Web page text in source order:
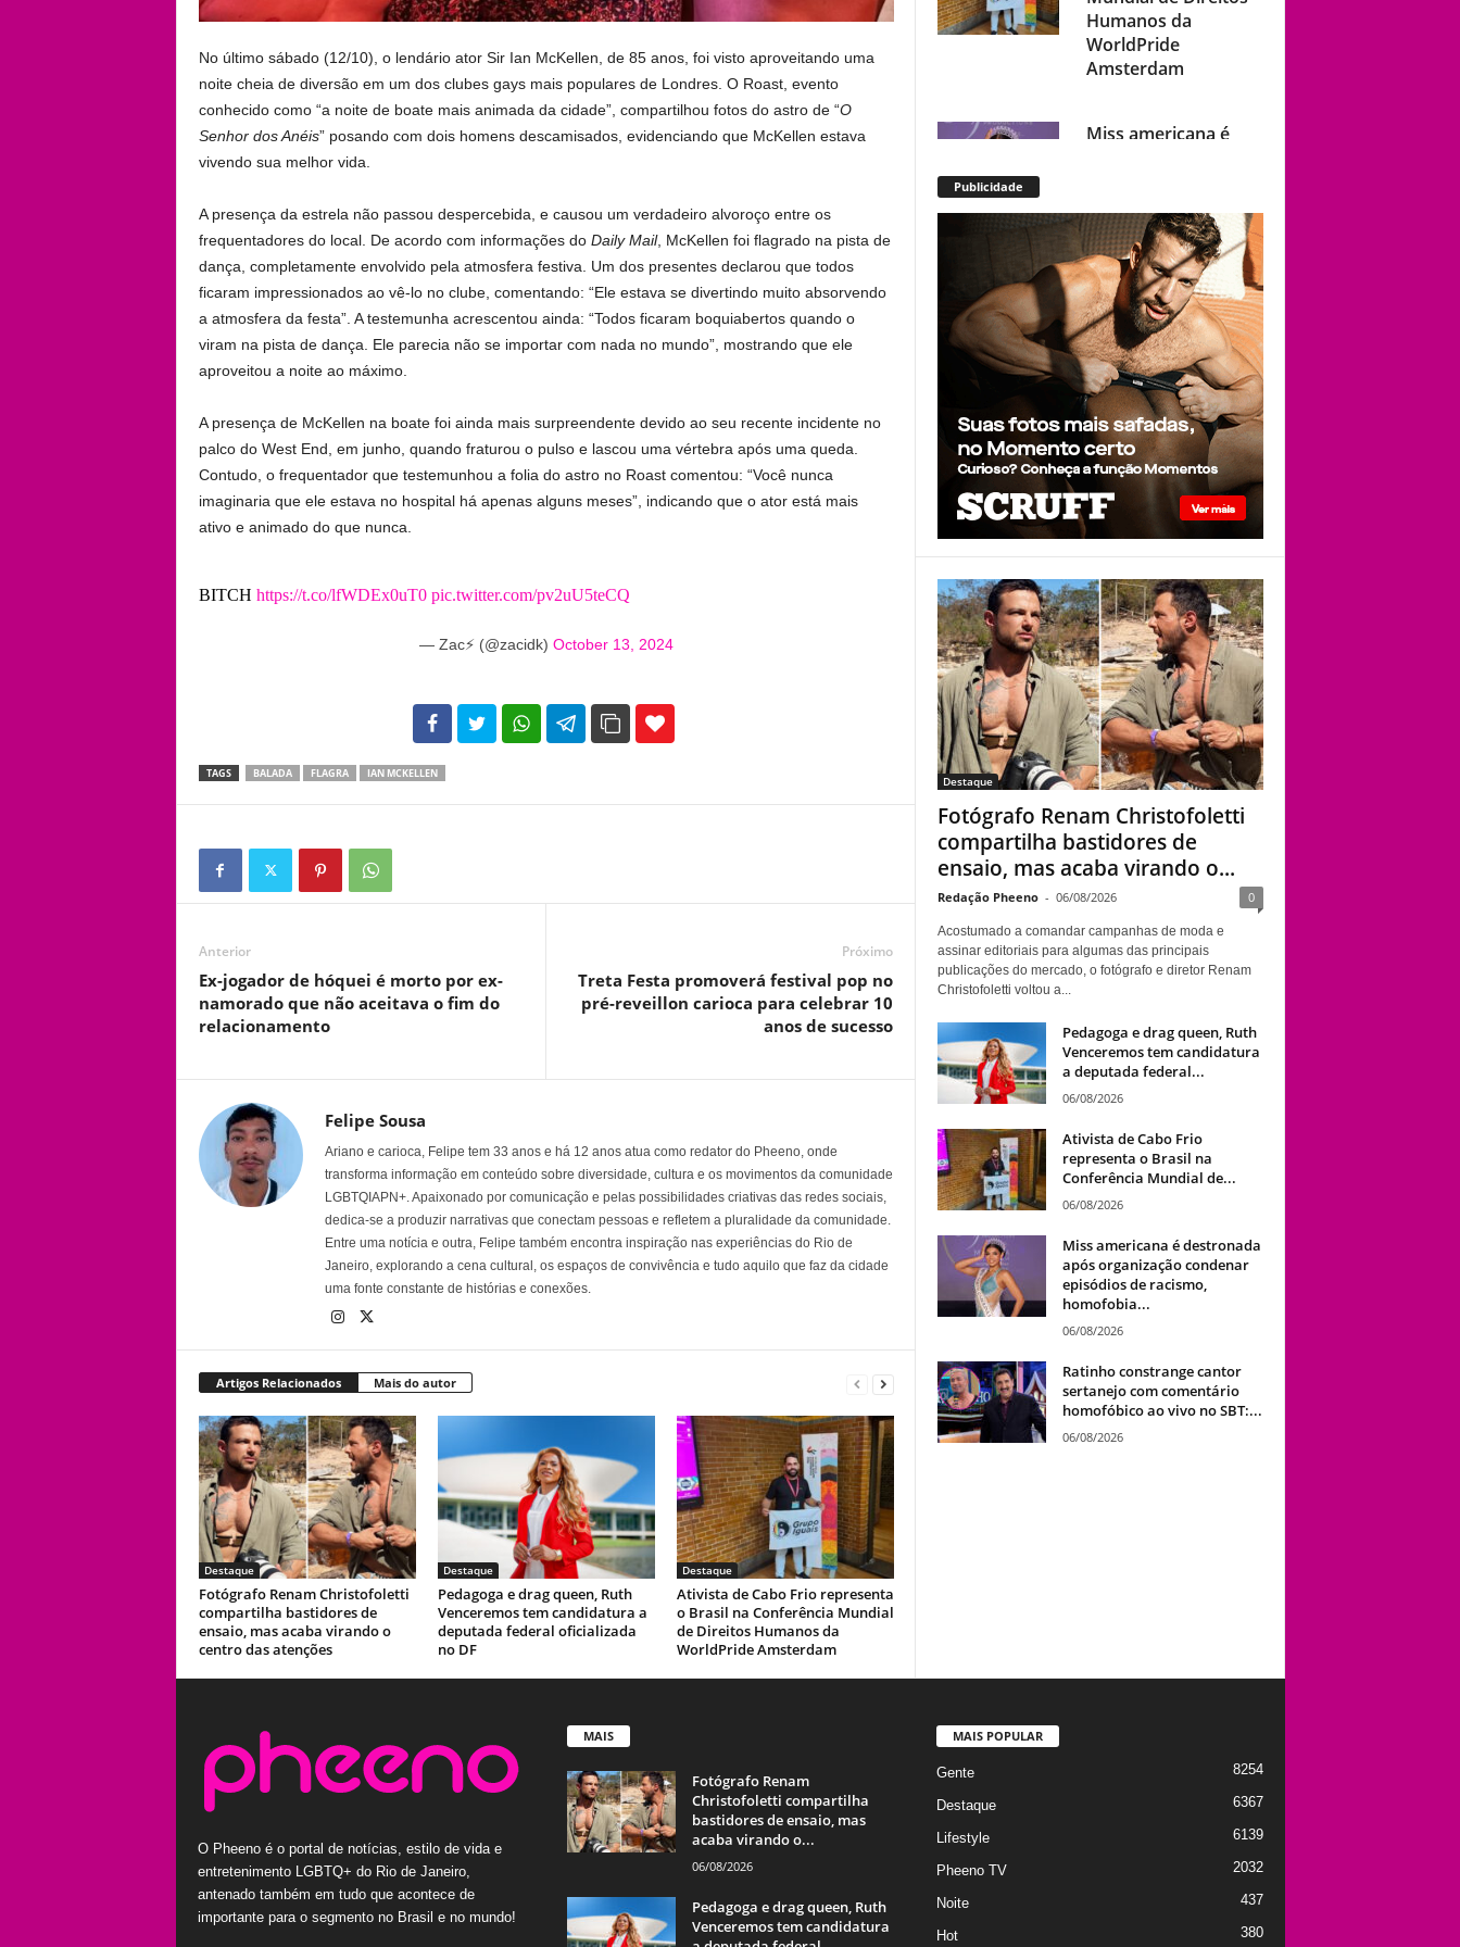
No último sábado (12/10), o lendário ator Sir Ian McKellen, de 85 anos, foi visto aproveitando uma
noite cheia de diversão em um dos clubes gays mais populares de Londres. O Roast, evento
conhecido como “a noite de boate mais animada da cidade”, compartilhou fotos do astro de “O
Senhor dos Anéis” posando com dois homens descamisados, evidenciando que McKellen estava
vivendo sua melhor vida.
A presença da estrela não passou despercebida, e causou um verdadeiro alvoroço entre os
frequentadores do local. De acordo com informações do Daily Mail, McKellen foi flagrado na pista de
dança, completamente envolvido pela atmosfera festiva. Um dos presentes declarou que todos
ficaram impressionados ao vê-lo no clube, comentando: “Ele estava se divertindo muito absorvendo
a atmosfera da festa”. A testemunha acrescentou ainda: “Todos ficaram boquiabertos quando o
viram na pista de dança. Ele parecia não se importar com nada no mundo”, mostrando que ele
aproveitou a noite ao máximo.
A presença de McKellen na boate foi ainda mais surpreendente devido ao seu recente incidente no
palco do West End, em junho, quando fraturou o pulso e lascou uma vértebra após uma queda.
Contudo, o frequentador que testemunhou a folia do astro no Roast comentou: “Você nunca
imaginaria que ele estava no hospital há apenas alguns meses”, indicando que o ator está mais
ativo e animado do que nunca.
BITCH https://t.co/lfWDEx0uT0 pic.twitter.com/pv2uU5teCQ
— Zac⚡️ (@zacidk) October 13, 2024
102 35
TAGS BALADA FLAGRA IAN MCKELLEN
Anterior
Ex-jogador de hóquei é morto por ex-
namorado que não aceitava o fim do
relacionamento
Próximo
Treta Festa promoverá festival pop no
pré-reveillon carioca para celebrar 10
anos de sucesso
Felipe Sousa
Ariano e carioca, Felipe tem 33 anos e há 12 anos atua como redator do Pheeno, onde
transforma informação em conteúdo sobre diversidade, cultura e os movimentos da comunidade
LGBTQIAPN+. Apaixonado por comunicação e pelas possibilidades criativas das redes sociais,
dedica-se a produzir narrativas que conectam pessoas e refletem a pluralidade da comunidade.
Entre uma notícia e outra, Felipe também encontra inspiração nas experiências do Rio de
Janeiro, explorando a cena cultural, os espaços de convivência e tudo aquilo que faz da cidade
uma fonte constante de histórias e conexões.
Artigos Relacionados Mais do autor
Destaque
Fotógrafo Renam Christofoletti
compartilha bastidores de
ensaio, mas acaba virando o
centro das atenções
Destaque
Pedagoga e drag queen, Ruth
Venceremos tem candidatura a
deputada federal oficializada
no DF
Destaque
Ativista de Cabo Frio representa
o Brasil na Conferência Mundial
de Direitos Humanos da
WorldPride Amsterdam
Humanos da
WorldPride
Amsterdam
Miss americana é
de racismo,
homofobia e
transfobia: “Não
toleramos”
Ratinho constrange
cantor sertanejo
com comentário
homofóbico ao vivo
no SBT: “Você está
com uma cara de
viado”
Christofoletti
compartilha
bastidores de ensaio,
mas acaba virando o
centro das atenções
Publicidade
Destaque
Fotógrafo Renam Christofoletti
compartilha bastidores de
ensaio, mas acaba virando o...
Redação Pheeno - 06/08/2026 0
Acostumado a comandar campanhas de moda e
assinar editoriais para algumas das principais
publicações do mercado, o fotógrafo e diretor Renam
Christofoletti voltou a...
Pedagoga e drag queen, Ruth
Venceremos tem candidatura
a deputada federal...
06/08/2026
Ativista de Cabo Frio
representa o Brasil na
Conferência Mundial de...
06/08/2026
Miss americana é destronada
após organização condenar
episódios de racismo,
homofobia...
06/08/2026
Ratinho constrange cantor
sertanejo com comentário
homofóbico ao vivo no SBT:...
06/08/2026
O Pheeno é o portal de notícias, estilo de vida e
entretenimento LGBTQ+ do Rio de Janeiro,
antenado também em tudo que acontece de
importante para o segmento no Brasil e no mundo!
MAIS
Fotógrafo Renam
Christofoletti compartilha
bastidores de ensaio, mas
acaba virando o...
06/08/2026
Pedagoga e drag queen, Ruth
Venceremos tem candidatura
MAIS POPULAR
Gente 8254
Destaque 6367
Lifestyle 6139
Pheeno TV 2032
Noite 437
Hot 380